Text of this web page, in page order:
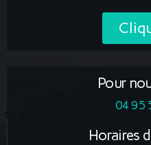
Pour
04 95
Horaires